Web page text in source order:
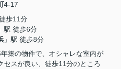
4-17
歩11分
」駅 徒歩6分
」駅 徒歩8分
築の物件で、オシャレな室内が
セスが良い、徒歩11分のところ